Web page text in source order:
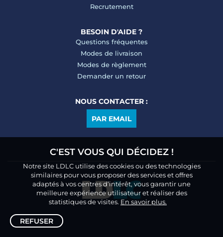
C'EST VOUS QUI DÉCIDEZ !
Notre site LDLC utilise des cookies ou des technologies
similaires pour vous proposer des services et offres
adaptés à vos centres d’intérêt, vous garantir une
meilleure expérience utilisateur et réaliser des
statistiques de visites. En savoir plus.
REFUSER
Recrutement
BESOIN D'AIDE ?
Questions fréquentes
Modes de livraison
Modes de règlement
Demander un retour
NOUS CONTACTER :
PAR EMAIL